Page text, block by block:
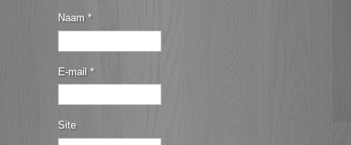
Naam *
E-mail *
Site